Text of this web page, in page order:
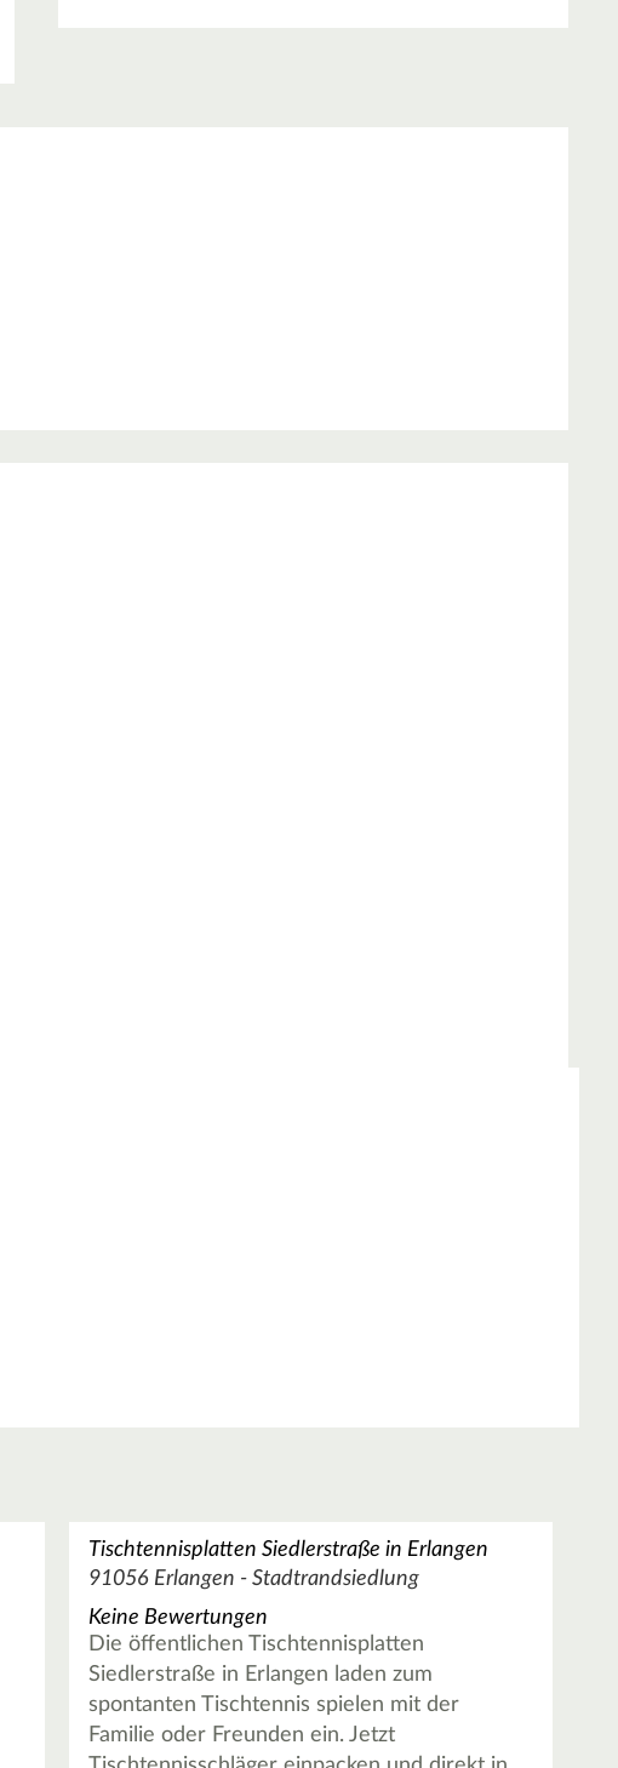
Tischtennisplatten Siedlerstraße in Erlangen
91056 Erlangen - Stadtrandsiedlung
Keine Bewertungen
Die öffentlichen Tischtennisplatten
Siedlerstraße in Erlangen laden zum
spontanten Tischtennis spielen mit der
Familie oder Freunden ein. Jetzt